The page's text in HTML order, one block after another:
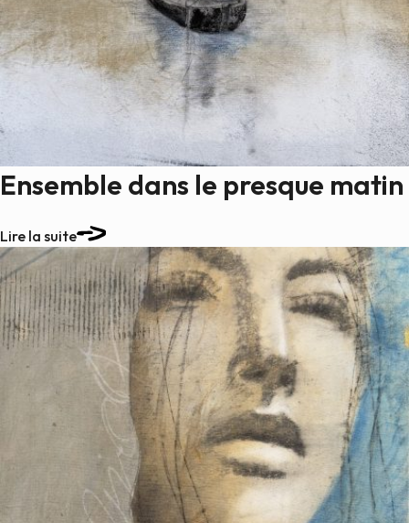
Ensemble dans le presque matin
Lire la suite